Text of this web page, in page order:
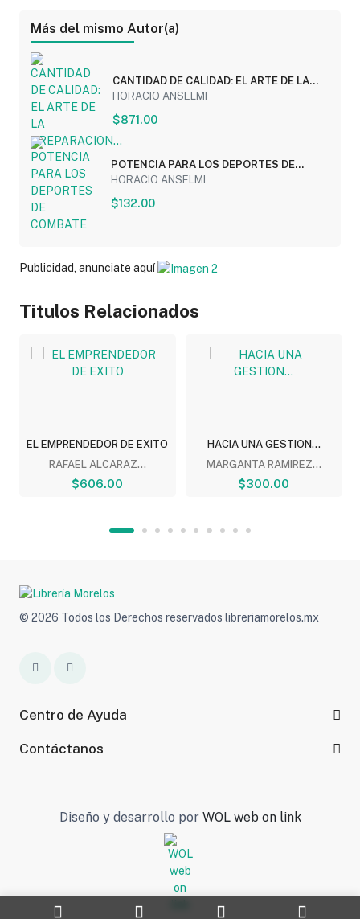
Más del mismo Autor(a)
CANTIDAD DE CALIDAD: EL ARTE DE LA
PREPARACION...
HORACIO ANSELMI
$871.00
POTENCIA PARA LOS DEPORTES DE
COMBATE
HORACIO ANSELMI
$132.00
Publicidad, anunciate aquí
Titulos Relacionados
EL EMPRENDEDOR DE EXITO
RAFAEL ALCARAZ...
$606.00
HACIA UNA GESTION...
MARGANTA RAMIREZ...
$300.00
© 2026 Todos los Derechos reservados libreriamorelos.mx
Centro de Ayuda
Contáctanos
Diseño y desarrollo por WOL web on link